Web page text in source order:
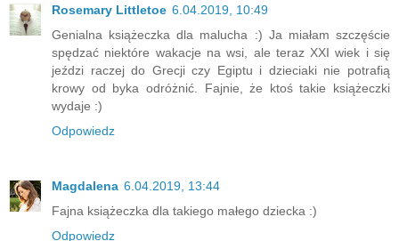
Rosemary Littletoe 6.04.2019, 10:49
Genialna książeczka dla malucha :) Ja miałam szczęście
spędzać niektóre wakacje na wsi, ale teraz XXI wiek i się
jeździ raczej do Grecji czy Egiptu i dzieciaki nie potrafią
krowy od byka odróżnić. Fajnie, że ktoś takie książeczki
wydaje :)
Odpowiedz
Magdalena 6.04.2019, 13:44
Fajna książeczka dla takiego małego dziecka :)
Odpowiedz